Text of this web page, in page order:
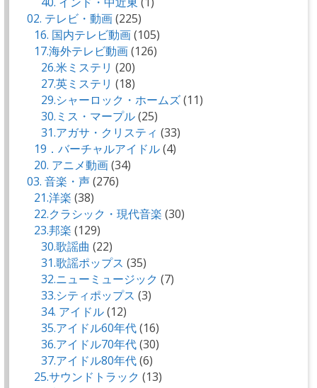
02. テレビ・動画(225)
16. 国内テレビ動画(105)
17.海外テレビ動画(126)
26.米ミステリ (20)
27.英ミステリ (18)
29.シャーロック・ホームズ(11)
30.ミス・マープル(25)
31.アガサ・クリスティ (33)
19．バーチャルアイドル(4)
20. アニメ動画(34)
03. 音楽・声(276)
21.洋楽 (38)
22.クラシック・現代音楽 (30)
23.邦楽 (129)
30.歌謡曲 (22)
31.歌謡ポップス (35)
32.ニューミュージック (7)
33.シティポップス (3)
34. アイドル(12)
35.アイドル60年代(16)
36.アイドル70年代(30)
37.アイドル80年代(6)
25.サウンドトラック (13)